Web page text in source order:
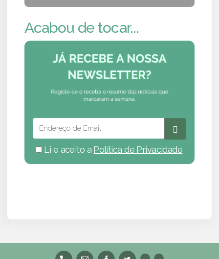
Acabou de tocar...
Li e aceito a Política de Privacidade